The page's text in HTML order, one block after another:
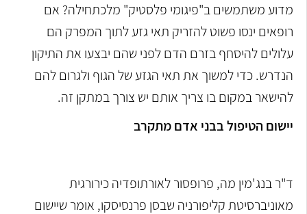
מדוע משתמשים ב"פיגומי פלסטיק" מלכתחילה? אם
רופאים ינסו פשוט להזריק תאי גזע לתוך המפרק הם
עלולים להיסחף בזרם הדם לפני שהם יבצעו את התיקון
הנדרש. כדי למשוך את תאי הגזע של הגוף ולגרום להם
להישאר במקום בו צריך אותם יש צורך במתקן זה.
יישום הטיפול בבני אדם מתקרב
ד"ר בנג'מין מה, פרופסור לאורתופדיה כירורגית
מאוניברסיטת קליפורניה שבסן פרנסיסקו, אומר שיישום